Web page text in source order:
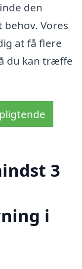
den
Vores
at få flere
du kan træffe
3
i